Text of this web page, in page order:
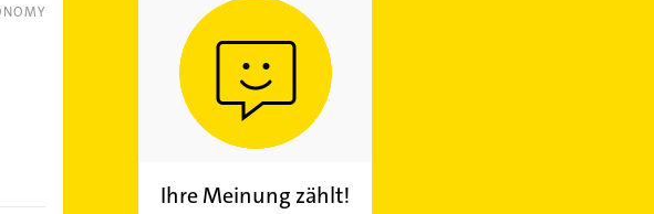
Ihre Meinung zählt!